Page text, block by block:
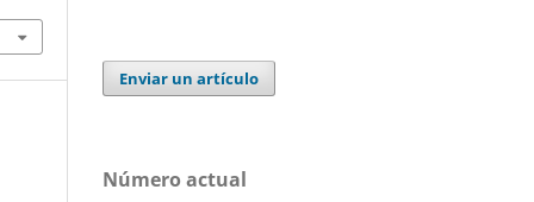
Enviar un artículo
Número actual